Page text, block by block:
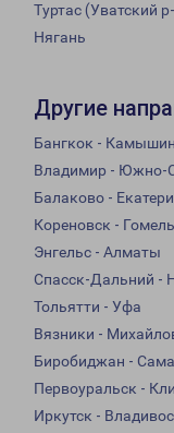
Туртас (Уватский
Нягань
Другие
Бангкок - Камышин
Владимир - Южно-
Балаково -
Кореновск - Гомель
Энгельс - Алматы
Спасск-Дальний -
Тольятти - Уфа
Вязники -
Биробиджан -
Первоуральск -
Иркутск -